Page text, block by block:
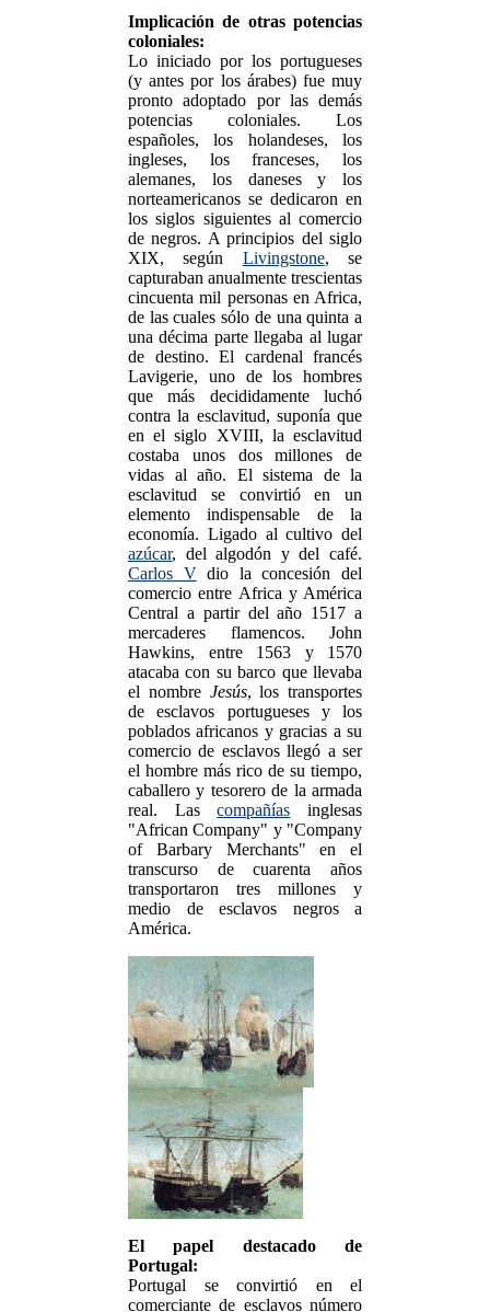
Implicación de otras potencias
coloniales:
Lo iniciado por los portugueses
(y antes por los árabes) fue muy
pronto adoptado por las demás
potencias coloniales. Los
españoles, los holandeses, los
ingleses, los franceses, los
alemanes, los daneses y los
norteamericanos se dedicaron en
los siglos siguientes al comercio
de negros. A principios del siglo
XIX, según Livingstone, se
capturaban anualmente trescientas
cincuenta mil personas en Africa,
de las cuales sólo de una quinta a
una décima parte llegaba al lugar
de destino. El cardenal francés
Lavigerie, uno de los hombres
que más decididamente luchó
contra la esclavitud, suponía que
en el siglo XVIII, la esclavitud
costaba unos dos millones de
vidas al año. El sistema de la
esclavitud se convirtió en un
elemento indispensable de la
economía. Ligado al cultivo del
azúcar, del algodón y del café.
Carlos Vdio la concesión del
comercio entre Africa y América
Central a partir del año 1517 a
mercaderes flamencos. John
Hawkins, entre 1563 y 1570
atacaba con su barco que llevaba
el nombre Jesús, los transportes
de esclavos portugueses y los
poblados africanos y gracias a su
comercio de esclavos llegó a ser
el hombre más rico de su tiempo,
caballero y tesorero de la armada
real. Lascompañías inglesas
"African Company" y "Company
of Barbary Merchants" en el
transcurso de cuarenta años
transportaron tres millones y
medio de esclavos negros a
América.
El papel destacado de
Portugal:
Portugal se convirtió en el
comerciante de esclavos número